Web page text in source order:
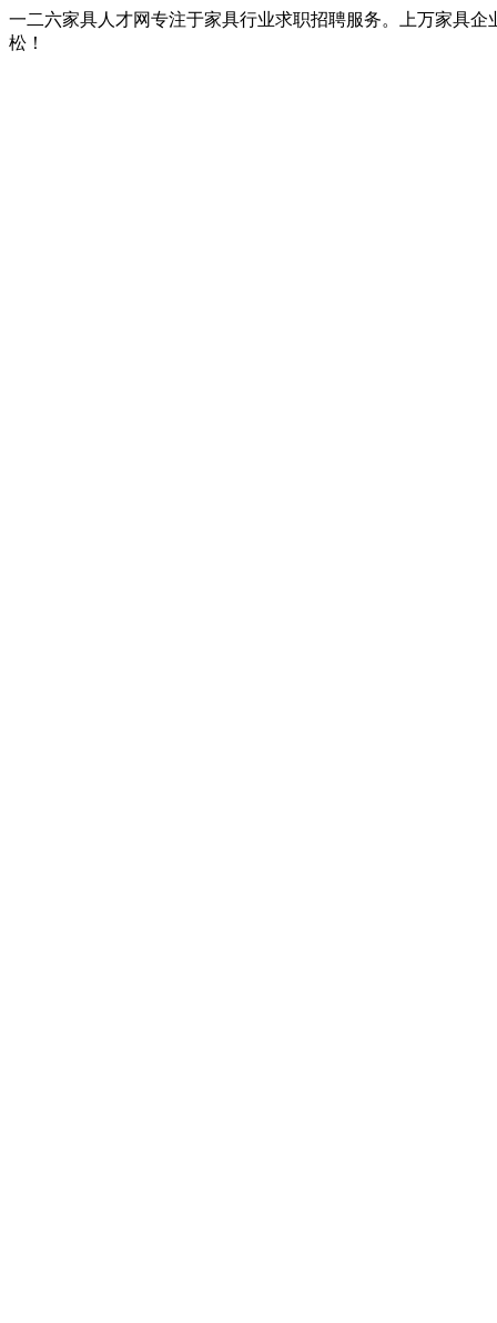
一二六家具人才网专注于家具行业求职招聘服务。上万家具
松！